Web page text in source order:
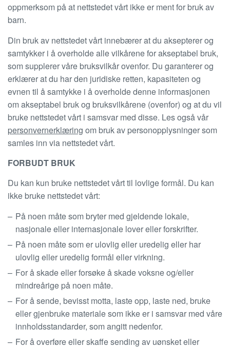
oppmerksom på at nettstedet vårt ikke er ment for bruk av
barn.
Din bruk av nettstedet vårt innebærer at du aksepterer og
samtykker i å overholde alle vilkårene for akseptabel bruk,
som supplerer våre bruksvilkår ovenfor. Du garanterer og
erklærer at du har den juridiske retten, kapasiteten og
evnen til å samtykke i å overholde denne informasjonen
om akseptabel bruk og bruksvilkårene (ovenfor) og at du vil
bruke nettstedet vårt i samsvar med disse. Les også vår
personvernerklæring om bruk av personopplysninger som
samles inn via nettstedet vårt.
FORBUDT BRUK
Du kan kun bruke nettstedet vårt til lovlige formål. Du kan
ikke bruke nettstedet vårt:
På noen måte som bryter med gjeldende lokale,
nasjonale eller internasjonale lover eller forskrifter.
På noen måte som er ulovlig eller uredelig eller har
ulovlig eller uredelig formål eller virkning.
For å skade eller forsøke å skade voksne og/eller
mindreårige på noen måte.
For å sende, bevisst motta, laste opp, laste ned, bruke
eller gjenbruke materiale som ikke er i samsvar med våre
innholdsstandarder, som angitt nedenfor.
For å overføre eller skaffe sending av uønsket eller